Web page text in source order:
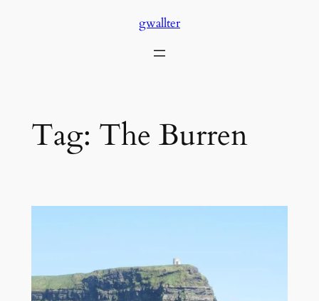
gwallter
Tag: The Burren